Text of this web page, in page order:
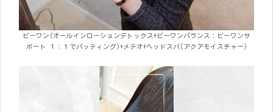
ビーワン(オールインローションデトックス+ビーワンバランス：ビーワンサ
ポート １：１でパッティング)+メテオ+ヘッドスパ(アクアモイスチャー)